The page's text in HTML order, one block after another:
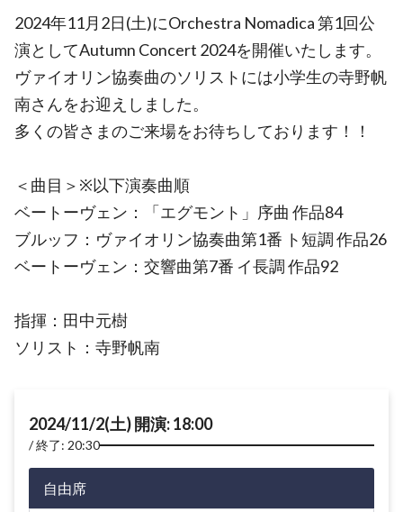
2024年11月2日(土)にOrchestra Nomadica 第1回公
演としてAutumn Concert 2024を開催いたします。
ヴァイオリン協奏曲のソリストには小学生の寺野帆
南さんをお迎えしました。
多くの皆さまのご来場をお待ちしております！！
＜曲目＞※以下演奏曲順
ベートーヴェン：「エグモント」序曲 作品84
ブルッフ：ヴァイオリン協奏曲第1番 ト短調 作品26
ベートーヴェン：交響曲第7番 イ長調 作品92
指揮：田中元樹
ソリスト：寺野帆南
2024/11/2(土) 開演: 18:00
終了: 20:30
自由席